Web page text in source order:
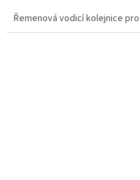
Řemenová vodicí kolejnice